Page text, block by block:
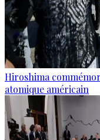
Hiroshima
atomique américain